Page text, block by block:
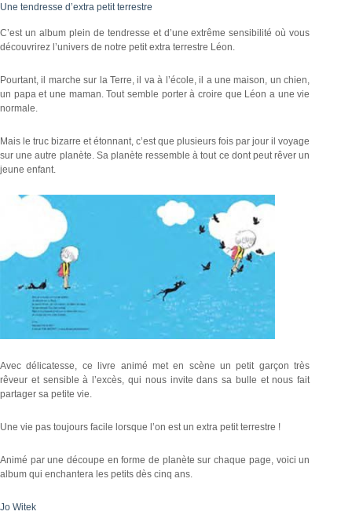
Une tendresse d’extra petit terrestre
C’est un album plein de tendresse et d’une extrême sensibilité où vous
découvrirez l’univers de notre petit extra terrestre Léon.
Pourtant, il marche sur la Terre, il va à l’école, il a une maison, un chien,
un papa et une maman. Tout semble porter à croire que Léon a une vie
normale.
Mais le truc bizarre et étonnant, c’est que plusieurs fois par jour il voyage
sur une autre planète. Sa planète ressemble à tout ce dont peut rêver un
jeune enfant.
Avec délicatesse, ce livre animé met en scène un petit garçon très
rêveur et sensible à l’excès, qui nous invite dans sa bulle et nous fait
partager sa petite vie.
Une vie pas toujours facile lorsque l’on est un extra petit terrestre !
Animé par une découpe en forme de planète sur chaque page, voici un
album qui enchantera les petits dès cinq ans.
Jo Witek